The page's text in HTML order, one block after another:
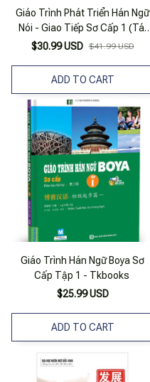
Giáo Trình Phát Triển Hán Ngữ
Nói - Giao Tiếp Sơ Cấp 1 (Tái
Bản 2023)
$30.99 USD $41.99 USD
ADD TO CART
Giáo Trình Hán Ngữ Boya Sơ
Cấp Tập 1 - Tkbooks
$25.99 USD
ADD TO CART